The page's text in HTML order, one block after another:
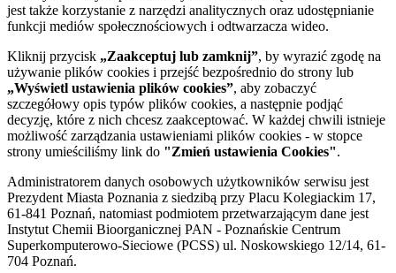
jest także korzystanie z narzędzi analitycznych oraz udostępnianie
funkcji mediów społecznościowych i odtwarzacza wideo.
Kliknij przycisk „Zaakceptuj lub zamknij”, by wyrazić zgodę na
używanie plików cookies i przejść bezpośrednio do strony lub
„Wyświetl ustawienia plików cookies”, aby zobaczyć
szczegółowy opis typów plików cookies, a następnie podjąć
decyzję, które z nich chcesz zaakceptować. W każdej chwili istnieje
możliwość zarządzania ustawieniami plików cookies - w stopce
strony umieściliśmy link do "Zmień ustawienia Cookies".
Administratorem danych osobowych użytkowników serwisu jest
Prezydent Miasta Poznania z siedzibą przy Placu Kolegiackim 17,
61-841 Poznań, natomiast podmiotem przetwarzającym dane jest
Instytut Chemii Bioorganicznej PAN - Poznańskie Centrum
Superkomputerowo-Sieciowe (PCSS) ul. Noskowskiego 12/14, 61-
704 Poznań.